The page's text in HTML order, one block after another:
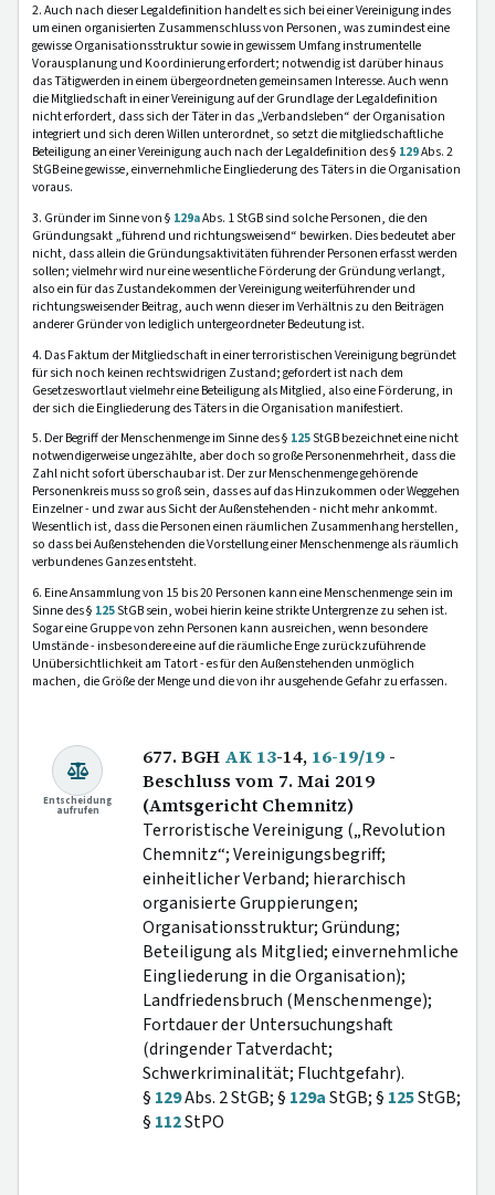
2. Auch nach dieser Legaldefinition handelt es sich bei einer Vereinigung indes
um einen organisierten Zusammenschluss von Personen, was zumindest eine
gewisse Organisationsstruktur sowie in gewissem Umfang instrumentelle
Vorausplanung und Koordinierung erfordert; notwendig ist darüber hinaus
das Tätigwerden in einem übergeordneten gemeinsamen Interesse. Auch wenn
die Mitgliedschaft in einer Vereinigung auf der Grundlage der Legaldefinition
nicht erfordert, dass sich der Täter in das „Verbandsleben“ der Organisation
integriert und sich deren Willen unterordnet, so setzt die mitgliedschaftliche
Beteiligung an einer Vereinigung auch nach der Legaldefinition des § 129Abs. 2
StGB eine gewisse, einvernehmliche Eingliederung des Täters in die Organisation
voraus.
3. Gründer im Sinne von § 129aAbs. 1 StGB sind solche Personen, die den
Gründungsakt „führend und richtungsweisend“ bewirken. Dies bedeutet aber
nicht, dass allein die Gründungsaktivitäten führender Personen erfasst werden
sollen; vielmehr wird nur eine wesentliche Förderung der Gründung verlangt,
also ein für das Zustandekommen der Vereinigung weiterführender und
richtungsweisender Beitrag, auch wenn dieser im Verhältnis zu den Beiträgen
anderer Gründer von lediglich untergeordneter Bedeutung ist.
4. Das Faktum der Mitgliedschaft in einer terroristischen Vereinigung begründet
für sich noch keinen rechtswidrigen Zustand; gefordert ist nach dem
Gesetzeswortlaut vielmehr eine Beteiligung als Mitglied, also eine Förderung, in
der sich die Eingliederung des Täters in die Organisation manifestiert.
5. Der Begriff der Menschenmenge im Sinne des § 125StGB bezeichnet eine nicht
notwendigerweise ungezählte, aber doch so große Personenmehrheit, dass die
Zahl nicht sofort überschaubar ist. Der zur Menschenmenge gehörende
Personenkreis muss so groß sein, dass es auf das Hinzukommen oder Weggehen
Einzelner - und zwar aus Sicht der Außenstehenden - nicht mehr ankommt.
Wesentlich ist, dass die Personen einen räumlichen Zusammenhang herstellen,
so dass bei Außenstehenden die Vorstellung einer Menschenmenge als räumlich
verbundenes Ganzes entsteht.
6. Eine Ansammlung von 15 bis 20 Personen kann eine Menschenmenge sein im
Sinne des § 125StGB sein, wobei hierin keine strikte Untergrenze zu sehen ist.
Sogar eine Gruppe von zehn Personen kann ausreichen, wenn besondere
Umstände - insbesondere eine auf die räumliche Enge zurückzuführende
Unübersichtlichkeit am Tatort - es für den Außenstehenden unmöglich
machen, die Größe der Menge und die von ihr ausgehende Gefahr zu erfassen.
Entscheidung
aufrufen
677. BGH AK 13-14, 16-19/19 -
Beschluss vom 7. Mai 2019
(Amtsgericht Chemnitz)
Terroristische Vereinigung („Revolution
Chemnitz“; Vereinigungsbegriff;
einheitlicher Verband; hierarchisch
organisierte Gruppierungen;
Organisationsstruktur; Gründung;
Beteiligung als Mitglied; einvernehmliche
Eingliederung in die Organisation);
Landfriedensbruch (Menschenmenge);
Fortdauer der Untersuchungshaft
(dringender Tatverdacht;
Schwerkriminalität; Fluchtgefahr).
§ 129Abs. 2 StGB; § 129aStGB; § 125StGB;
§ 112StPO